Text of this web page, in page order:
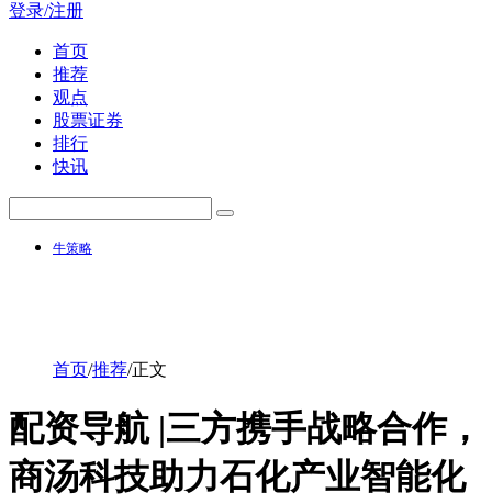
登录/注册
首页
推荐
观点
股票证券
排行
快讯
牛策略
首页/推荐/正文
配资导航 |三方携手战略合作，
商汤科技助力石化产业智能化